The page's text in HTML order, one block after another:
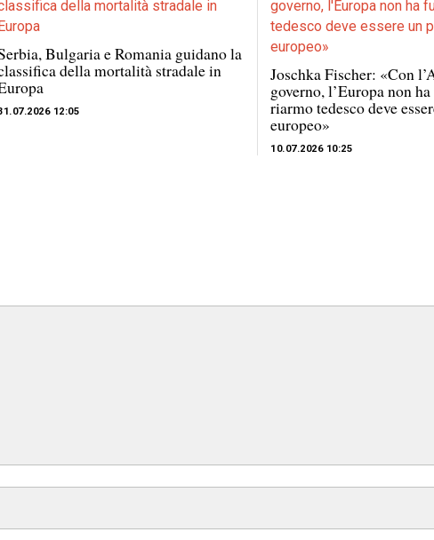
Bulgaria e Romania guidano la
della mortalità stradale in
12:05
Joschka Fischer: «Con
governo, l’Europa non
riarmo tedesco deve
europeo»
10.07.2026 10:25